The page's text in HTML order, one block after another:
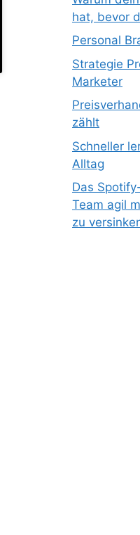
hat, bevor
Personal
Strategie
Marketer
zählt
Schneller
Alltag
Das
Team agil
zu